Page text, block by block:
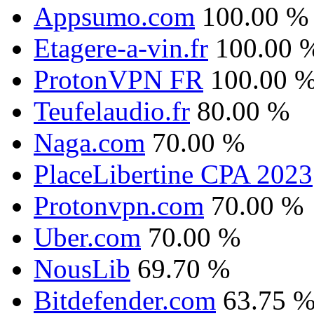
Appsumo.com 100.00 %
Etagere-a-vin.fr 100.00
ProtonVPN FR 100.00
Teufelaudio.fr 80.00 %
Naga.com 70.00 %
PlaceLibertine CPA 2023
Protonvpn.com 70.00 %
Uber.com 70.00 %
NousLib 69.70 %
Bitdefender.com 63.75